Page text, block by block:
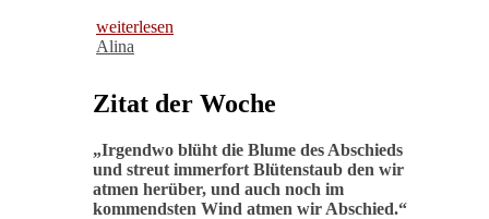
weiterlesen
Alina
Zitat der Woche
„Irgendwo blüht die Blume des Abschieds
und streut immerfort Blütenstaub den wir
atmen herüber, und auch noch im
kommendsten Wind atmen wir Abschied.“